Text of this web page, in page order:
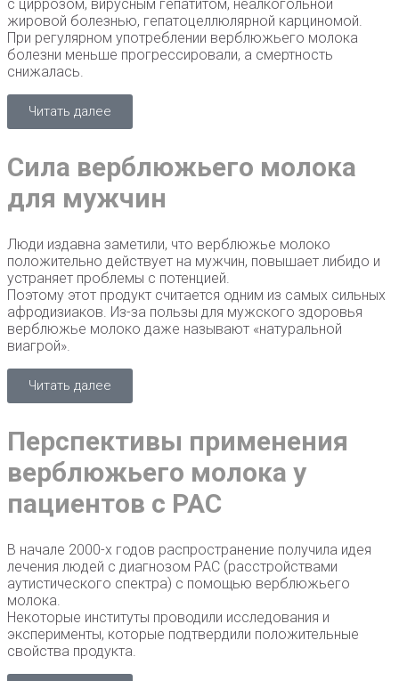
с циррозом, вирусным гепатитом, неалкогольной
жировой болезнью, гепатоцеллюлярной карциномой.
При регулярном употреблении верблюжьего молока
болезни меньше прогрессировали, а смертность
снижалась.
Читать далее
Сила верблюжьего молока
для мужчин
Люди издавна заметили, что верблюжье молоко
положительно действует на мужчин, повышает либидо и
устраняет проблемы с потенцией.
Поэтому этот продукт считается одним из самых сильных
афродизиаков. Из-за пользы для мужского здоровья
верблюжье молоко даже называют «натуральной
виагрой».
Читать далее
Перспективы применения
верблюжьего молока у
пациентов с РАС
В начале 2000-х годов распространение получила идея
лечения людей с диагнозом РАС (расстройствами
аутистического спектра) с помощью верблюжьего
молока.
Некоторые институты проводили исследования и
эксперименты, которые подтвердили положительные
свойства продукта.